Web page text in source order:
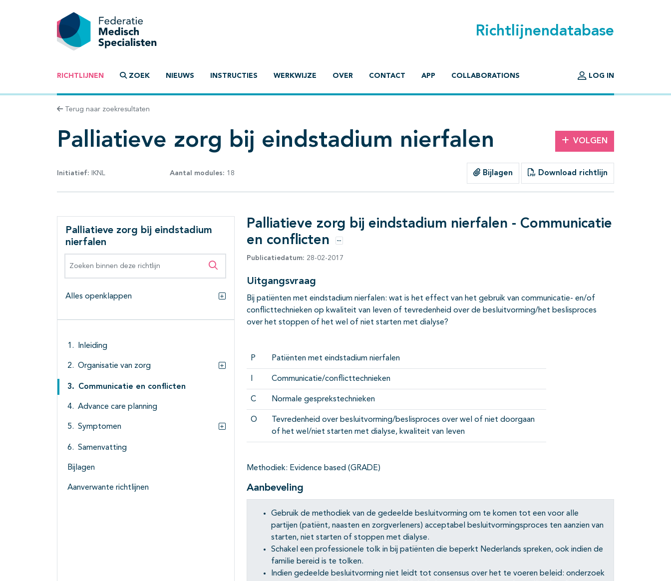
Richtlijnendatabase
RICHTLIJNEN ZOEK NIEUWS INSTRUCTIES WERKWIJZE OVER CONTACT APP COLLABORATIONS LOG IN
Terug naar zoekresultaten
Palliatieve zorg bij eindstadium nierfalen VOLGEN
Initiatief: IKNL Aantal modules: 18 Bijlagen Download richtlijn
Palliatieve zorg bij eindstadium
nierfalen
Zoeken binnen deze richtlijn
Alles openklappen
Alles openklappen
Inleiding
Organisatie van zorg
Subpagina's open- en dichtklappen
Communicatie en conflicten
Advance care planning
Symptomen
Samenvatting
Bijlagen
Aanverwante richtlijnen
Palliatieve zorg bij eindstadium nierfalen - Communicatie
en conflicten
Opties
Publicatiedatum: 28-02-2017
Uitgangsvraag
Bij patiënten met eindstadium nierfalen: wat is het effect van het gebruik van communicatie- en/of
conflicttechnieken op kwaliteit van leven of tevredenheid over de besluitvorming/het beslisproces
over het stoppen of het wel of niet starten met dialyse?
P Patiënten met eindstadium nierfalen
I Communicatie/conflicttechnieken
C Normale gesprekstechnieken
O
Tevredenheid over besluitvorming/beslisproces over wel of niet doorgaan
of het wel/niet starten met dialyse, kwaliteit van leven
Methodiek: Evidence based (GRADE)
Aanbeveling
Gebruik de methodiek van de gedeelde besluitvorming om te komen tot een voor alle
partijen (patiënt, naasten en zorgverleners) acceptabel besluitvormingsproces ten aanzien van
starten, niet starten of stoppen met dialyse.
Schakel een professionele tolk in bij patiënten die beperkt Nederlands spreken, ook indien de
familie bereid is te tolken.
Indien gedeelde besluitvorming niet leidt tot consensus over het te voeren beleid: onderzoek